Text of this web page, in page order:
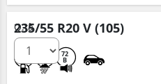
235/55 R20 V (105)
72
B
Q.tà